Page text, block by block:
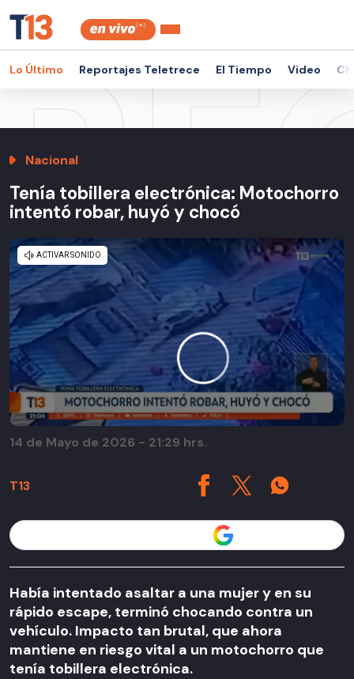
Lo Último Reportajes Teletrece El Tiempo Video
Nacional
Tenía tobillera electrónica: Motochorro
intentó robar, huyó y chocó
T13
14 de Mayo de 2026 - 21:29 hrs.
Había intentado asaltar a una mujer y en su
rápido escape, terminó chocando contra un
vehículo. Impacto tan brutal, que ahora
mantiene en riesgo vital a un motochorro que
tenía tobillera electrónica.